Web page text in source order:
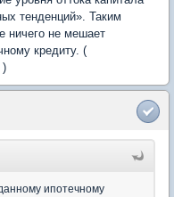
тенденций». Таким
ничего не мешает
кредиту. (
)
ипотечному